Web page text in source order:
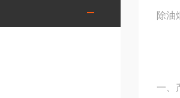
除油
一、